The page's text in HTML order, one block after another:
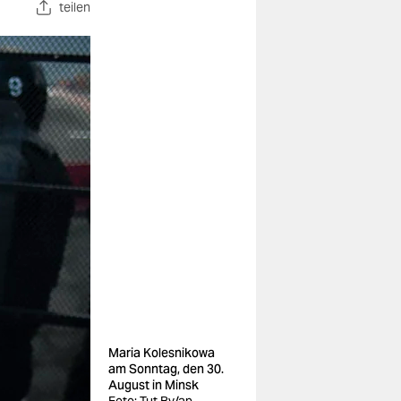
teilen
Maria Kolesnikowa
am Sonntag, den 30.
August in Minsk